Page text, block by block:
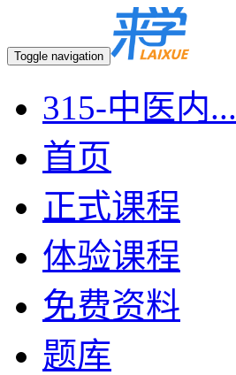
Toggle navigation
315-中医内...
首页
正式课程
体验课程
免费资料
题库